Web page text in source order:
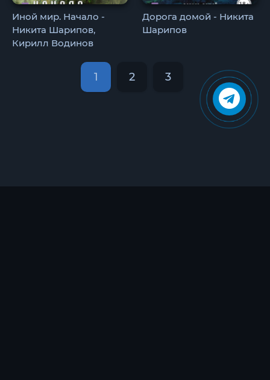
Иной мир. Начало -
Никита Шарипов,
Кирилл Водинов
Дорога домой - Никита
Шарипов
1 2 3